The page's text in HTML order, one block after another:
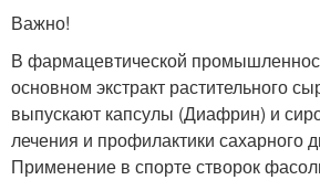
Важно!
В фармацевтической
основном экстракт растительного
выпускают капсулы (Диафрин) и
лечения и профилактики сахарного
Применение в спорте створок